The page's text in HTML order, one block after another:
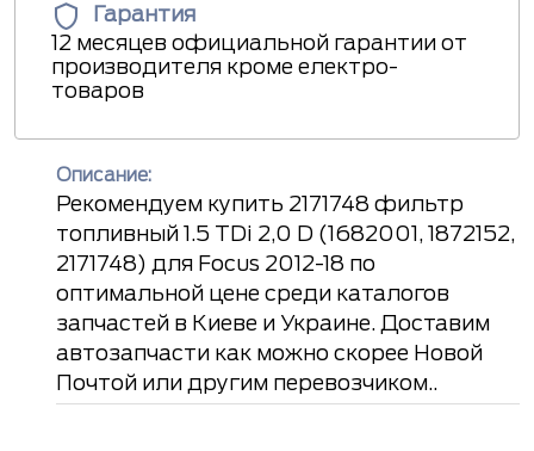
Гарантия
12 месяцев официальной гарантии от
производителя кроме електро-
товаров
Описание:
Рекомендуем купить 2171748 фильтр
топливный 1.5 TDi 2,0 D (1682001, 1872152,
2171748) для Focus 2012-18 по
оптимальной цене среди каталогов
запчастей в Киеве и Украине. Доставим
автозапчасти как можно скорее Новой
Почтой или другим перевозчиком..